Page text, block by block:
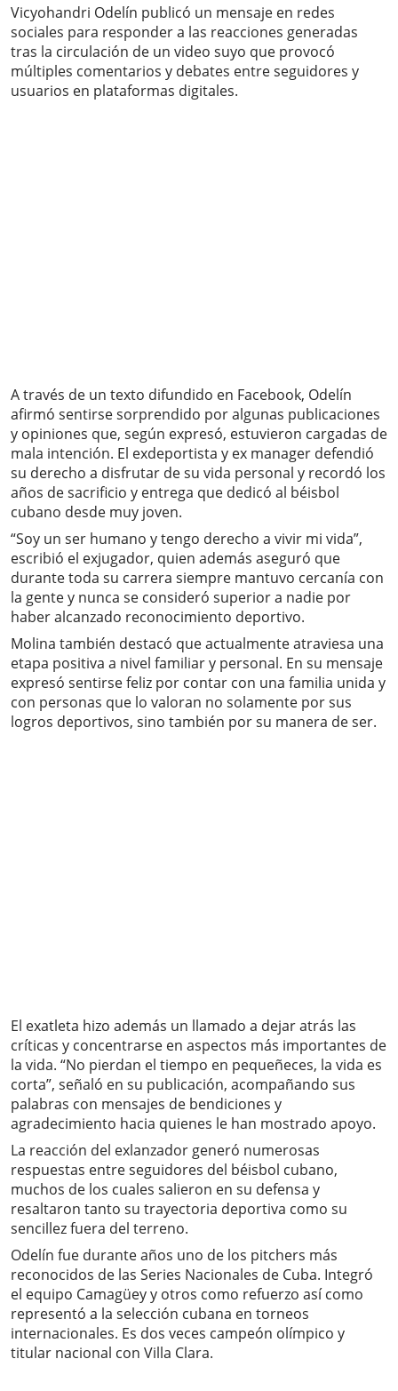
Vicyohandri Odelín publicó un mensaje en redes
sociales para responder a las reacciones generadas
tras la circulación de un video suyo que provocó
múltiples comentarios y debates entre seguidores y
usuarios en plataformas digitales.
A través de un texto difundido en Facebook, Odelín
afirmó sentirse sorprendido por algunas publicaciones
y opiniones que, según expresó, estuvieron cargadas de
mala intención. El exdeportista y ex manager defendió
su derecho a disfrutar de su vida personal y recordó los
años de sacrificio y entrega que dedicó al béisbol
cubano desde muy joven.
“Soy un ser humano y tengo derecho a vivir mi vida”,
escribió el exjugador, quien además aseguró que
durante toda su carrera siempre mantuvo cercanía con
la gente y nunca se consideró superior a nadie por
haber alcanzado reconocimiento deportivo.
Molina también destacó que actualmente atraviesa una
etapa positiva a nivel familiar y personal. En su mensaje
expresó sentirse feliz por contar con una familia unida y
con personas que lo valoran no solamente por sus
logros deportivos, sino también por su manera de ser.
El exatleta hizo además un llamado a dejar atrás las
críticas y concentrarse en aspectos más importantes de
la vida. “No pierdan el tiempo en pequeñeces, la vida es
corta”, señaló en su publicación, acompañando sus
palabras con mensajes de bendiciones y
agradecimiento hacia quienes le han mostrado apoyo.
La reacción del exlanzador generó numerosas
respuestas entre seguidores del béisbol cubano,
muchos de los cuales salieron en su defensa y
resaltaron tanto su trayectoria deportiva como su
sencillez fuera del terreno.
Odelín fue durante años uno de los pitchers más
reconocidos de las Series Nacionales de Cuba. Integró
el equipo Camagüey y otros como refuerzo así como
representó a la selección cubana en torneos
internacionales. Es dos veces campeón olímpico y
titular nacional con Villa Clara.